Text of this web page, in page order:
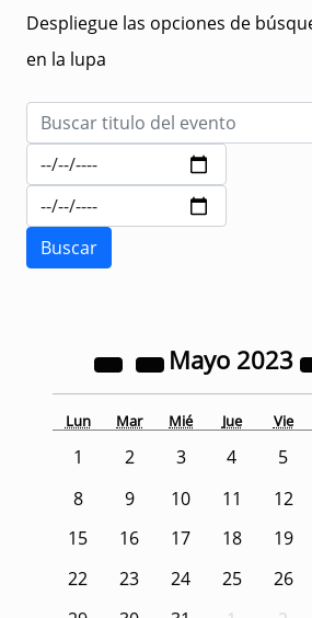
Despliegue las opciones de
en la lupa
Mayo 2023
Lun Mar Mié Jue Vie
1 2 3 4 5
8
9 10 11 12
15
16 17 18 19
22
23 24 25 26